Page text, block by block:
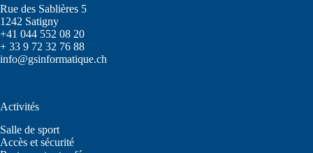
Rue des Sablières 5
1242 Satigny
+41 044 552 08 20
+ 33 9 72 32 76 88
info@gsinformatique.ch
Activités
Salle de sport
Accès et sécurité